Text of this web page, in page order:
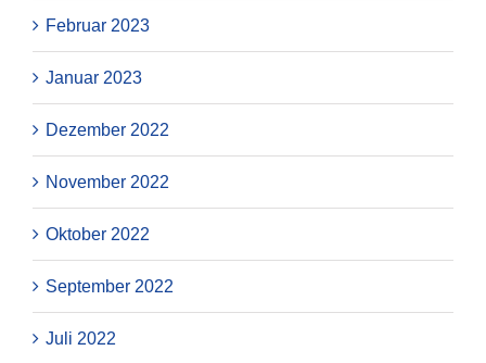
Februar 2023
Januar 2023
Dezember 2022
November 2022
Oktober 2022
September 2022
Juli 2022